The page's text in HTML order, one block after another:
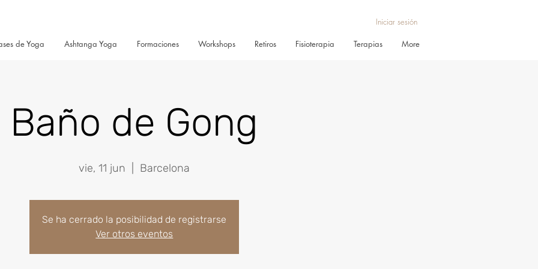
Iniciar sesión
de Yoga Ashtanga Yoga Formaciones Workshops Retiros Fisioterapia Terapias More
Baño de Gong
vie, 11 jun Barcelona
Se ha cerrado la posibilidad de registrarse
Ver otros eventos